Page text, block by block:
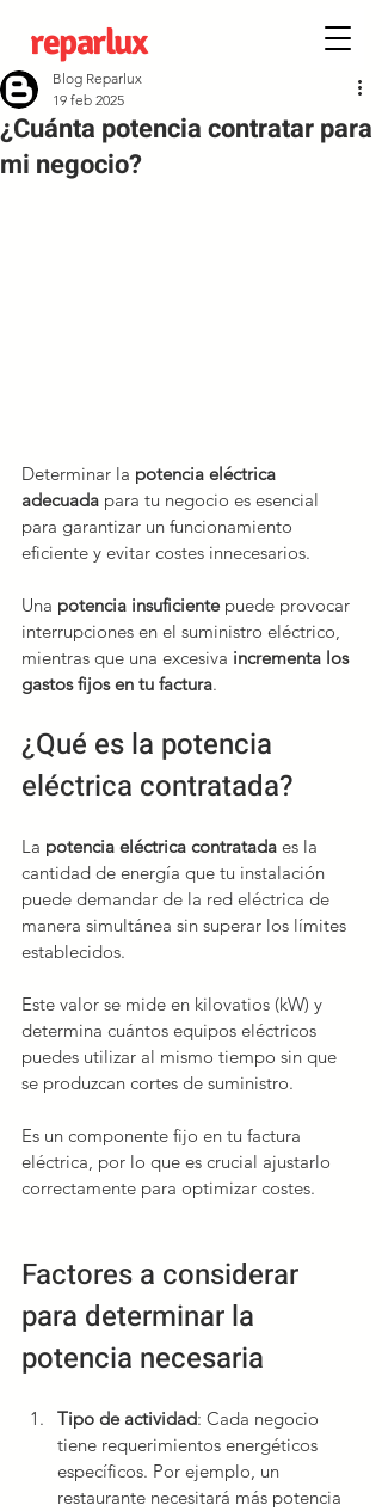
reparlux
¿Cuánta potencia contratar para
mi negocio?
Blog Reparlux
19 feb 2025
Determinar la potencia eléctrica
adecuada para tu negocio es esencial
para garantizar un funcionamiento
eficiente y evitar costes innecesarios.
Una potencia insuficiente puede provocar
interrupciones en el suministro eléctrico,
mientras que una excesiva incrementa los
gastos fijos en tu factura.
¿Qué es la potencia
eléctrica contratada?
La potencia eléctrica contratada es la
cantidad de energía que tu instalación
puede demandar de la red eléctrica de
manera simultánea sin superar los límites
establecidos.
Este valor se mide en kilovatios (kW) y
determina cuántos equipos eléctricos
puedes utilizar al mismo tiempo sin que
se produzcan cortes de suministro.
Es un componente fijo en tu factura
eléctrica, por lo que es crucial ajustarlo
correctamente para optimizar costes.
Factores a considerar
para determinar la
potencia necesaria
Tipo de actividad: Cada negocio
tiene requerimientos energéticos
específicos. Por ejemplo, un
restaurante necesitará más potencia